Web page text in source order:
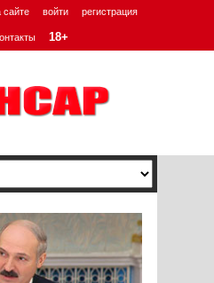
сайте войти регистрация
18+